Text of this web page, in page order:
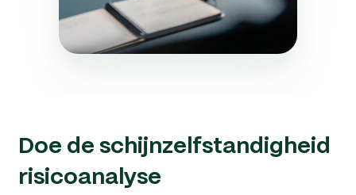
Doe de schijnzelfstandigheid
risicoanalyse